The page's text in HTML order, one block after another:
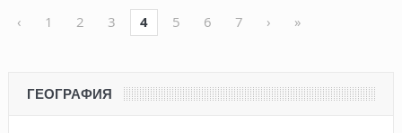
‹ 1 2 3 4 5 6 7 › »
ГЕОГРАФИЯ